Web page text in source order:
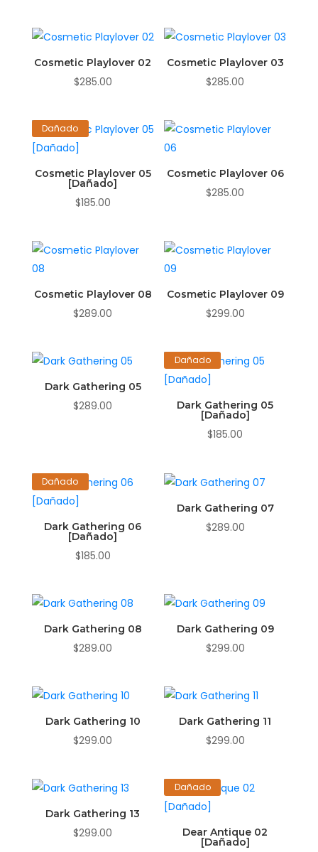
Cosmetic Playlover 02
$285.00
Cosmetic Playlover 03
$285.00
Dañado
Cosmetic Playlover 05
[Dañado]
$185.00
Cosmetic Playlover 06
$285.00
Cosmetic Playlover 08
$289.00
Cosmetic Playlover 09
$299.00
Dark Gathering 05
$289.00
Dañado
Dark Gathering 05
[Dañado]
$185.00
Dañado
Dark Gathering 06
[Dañado]
$185.00
Dark Gathering 07
$289.00
Dark Gathering 08
$289.00
Dark Gathering 09
$299.00
Dark Gathering 10
$299.00
Dark Gathering 11
$299.00
Dark Gathering 13
$299.00
Dañado
Dear Antique 02
[Dañado]